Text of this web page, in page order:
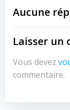
de
Aucune
Laisser un
Vous devez
commentaire.